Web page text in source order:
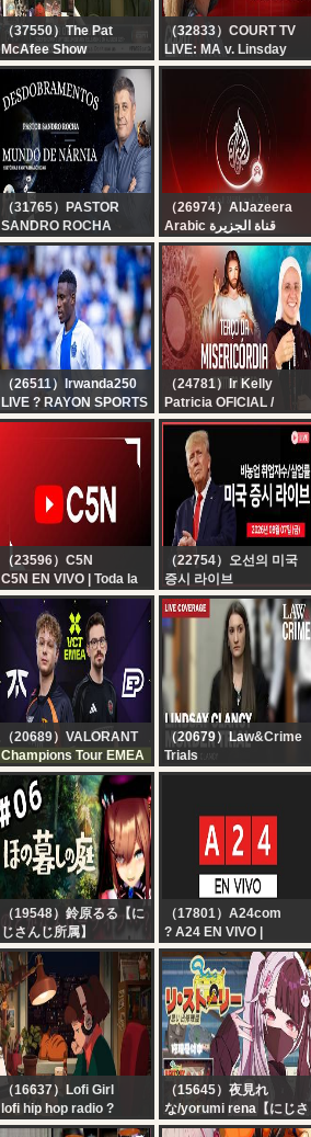
（37550）The Pat
McAfee Show
The Pat McAfee Show
Live | Friday August 7th
2026
（32833）COURT TV
LIVE: MA v. Linsday
Clancy - Day 9 |
Accused Killer Mom
（31765）PASTOR
SANDRO ROCHA
DESDOBRAMENTOS
07/08/2026
（26974）AlJazeera
Arabic قناة الجزيرة
البث الحي لقناة الجزيرة |
التغطية مستمرة
（26511）Irwanda250
LIVE ? RAYON SPORTS
FC VS GRO MAHIA
（24781）Ir Kelly
Patricia OFICIAL /
Instituto Hesed
Terço da Misericórdia |
Instituto Hesed - 07/08
（23596）C5N
C5N EN VIVO | Toda la
información en un solo
lugar | Seguí la
transmisión las 24
horas
（22754）오선의 미국
증시 라이브
[생방송] 비농업 취업자
수, 실업률 ｜ 트럼프, ‘협
상 진전’ vs 이란 ‘미국 선
박 통항 금지’ ｜ 알리바
바, 오픈소스AI 전략 변경
｜ - 오선의 미국 증시 라
이브
（20689）VALORANT
Champions Tour EMEA
FNC vs EP - VCT EMEA
2026 Stage 2 - W4D2
（20679）Law&Crime
Trials
LIVE: Lindsay Clancy
Lindsay Clancy — Day
（19548）鈴原るる【に
じさんじ所属】
【ほの暮しの庭】#06
ほのぼの・・？スローラ
イフ生活
ッ・・・！！！！！【に
じさんじ/鈴原るる 】
（17801）A24com
? A24 EN VIVO |
Noticias de Argentina y
el mundo las 24 horas
（16637）Lofi Girl
lofi hip hop radio ?
beats to relax/study to
（15645）夜見れ
な/yorumi rena【にじさ
んじ所属】